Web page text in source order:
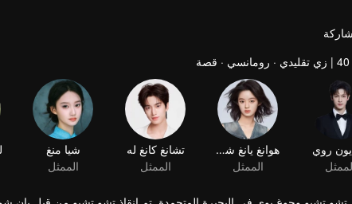
| زي تقليدي · رومانسي · قصة
روي
هوانغ يانغ شي تيان
الممثل